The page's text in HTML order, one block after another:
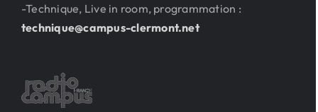
-Technique, Live in room, programmation :
technique@campus-clermont.net